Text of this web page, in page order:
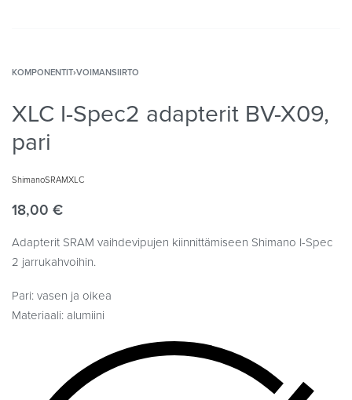
KOMPONENTIT›VOIMANSIIRTO
XLC I-Spec2 adapterit BV-X09,
pari
ShimanoSRAMXLC
18,00 €
Adapterit SRAM vaihdevipujen kiinnittämiseen Shimano I-Spec
2 jarrukahvoihin.
Pari: vasen ja oikea
Materiaali: alumiini